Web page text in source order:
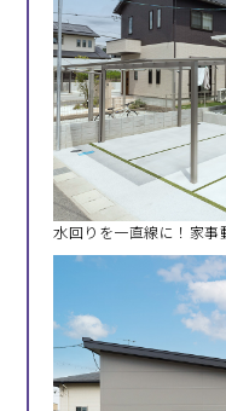
水回りを一直線に！家事